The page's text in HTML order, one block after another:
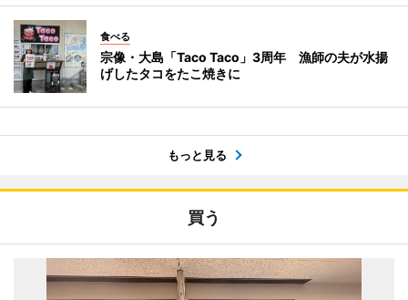
食べる
宗像・大島「Taco Taco」3周年 漁師の夫が水揚
げしたタコをたこ焼きに
もっと見る
買う